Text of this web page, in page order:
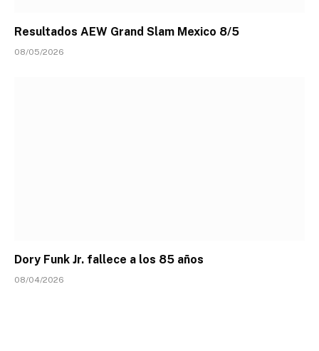
Resultados AEW Grand Slam Mexico 8/5
08/05/2026
Dory Funk Jr. fallece a los 85 años
08/04/2026